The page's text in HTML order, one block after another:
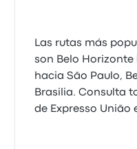
Las rutas más
son Belo
hacia São Paulo,
Brasilia. Consulta
de Expresso União